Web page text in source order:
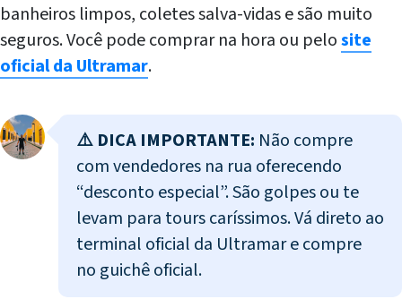
banheiros limpos, coletes salva-vidas e são muito
seguros. Você pode comprar na hora ou pelosite
oficial da Ultramar.
⚠️ DICA IMPORTANTE: Não compre
com vendedores na rua oferecendo
“desconto especial”. São golpes ou te
levam para tours caríssimos. Vá direto ao
terminal oficial da Ultramar e compre
no guichê oficial.